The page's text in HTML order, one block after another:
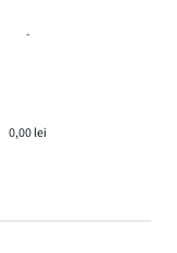
-
0,00 lei